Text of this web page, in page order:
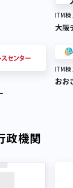
ITM棟
大阪
ITM棟
おお
政機関